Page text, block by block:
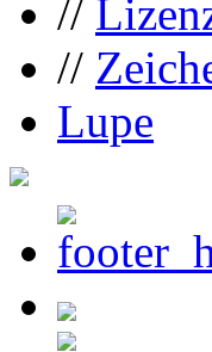
//
//
Lupe